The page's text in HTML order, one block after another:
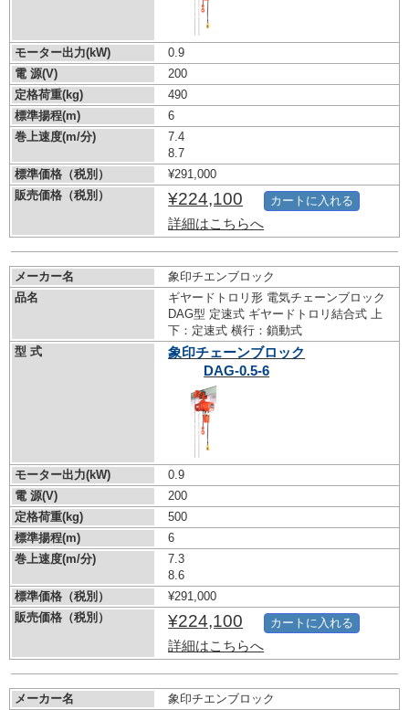
モーター出力(kW)
0.9
電 源(V)
200
定格荷重(kg)
490
標準揚程(m)
6
巻上速度(m/分)
7.4
8.7
標準価格（税別）
¥291,000
販売価格（税別）
¥224,100
詳細はこちらへ
カートに入れる
メーカー名
象印チエンブロック
品名
ギヤードトロリ形 電気チェーンブロック
DAG型 定速式 ギヤードトロリ結合式 上
下：定速式 横行：鎖動式
型 式
象印チェーンブロック
DAG-0.5-6
モーター出力(kW)
0.9
電 源(V)
200
定格荷重(kg)
500
標準揚程(m)
6
巻上速度(m/分)
7.3
8.6
標準価格（税別）
¥291,000
販売価格（税別）
¥224,100
詳細はこちらへ
カートに入れる
メーカー名
象印チエンブロック